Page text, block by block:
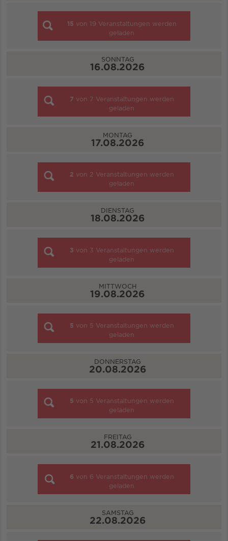
15 von 19 Veranstaltungen werden
geladen
SONNTAG
16.08.2026
7 von 7 Veranstaltungen werden
geladen
MONTAG
17.08.2026
2 von 2 Veranstaltungen werden
geladen
DIENSTAG
18.08.2026
3 von 3 Veranstaltungen werden
geladen
MITTWOCH
19.08.2026
5 von 5 Veranstaltungen werden
geladen
DONNERSTAG
20.08.2026
5 von 5 Veranstaltungen werden
geladen
FREITAG
21.08.2026
6 von 6 Veranstaltungen werden
geladen
SAMSTAG
22.08.2026